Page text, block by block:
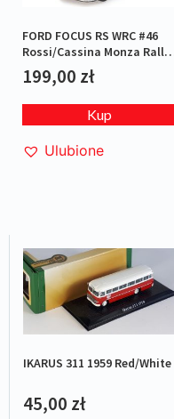
FORD FOCUS RS WRC #46
Rossi/Cassina Monza Rally
2007 L.E.1/1008
199,00 zł
Kup
Ulubione
IKARUS 311 1959 Red/White
45,00 zł